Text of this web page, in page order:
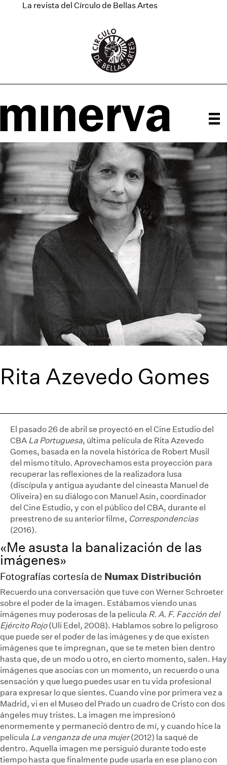
La revista del Círculo de Bellas Artes
Rita Azevedo Gomes
El pasado 26 de abril se proyectó en el Cine Estudio del
CBA La Portuguesa, última película de Rita Azevedo
Gomes, basada en la novela histórica de Robert Musil
del mismo título. Aprovechamos esta proyección para
recuperar las reflexiones de la realizadora lusa
(discípula y antigua ayudante del cineasta Manuel de
Oliveira) en su diálogo con Manuel Asín, coordinador
del Cine Estudio, y con el público del CBA, durante el
preestreno de su anterior filme, Correspondencias
(2016).
«Me asusta la banalización de las
imágenes»
Fotografías cortesía de Numax Distribución
Recuerdo una conversación que tuve con Werner Schroeter
sobre el poder de la imagen. Estábamos viendo unas
imágenes muy poderosas de la película R. A. F. Facción del
Ejército Rojo(Uli Edel, 2008). Hablamos sobre lo peligroso
que puede ser el poder de las imágenes y de que existen
imágenes que te impregnan, que se te meten bien dentro
hasta que, de un modo u otro, en cierto momento, salen. Hay
imágenes que asocias con un momento, un recuerdo o una
sensación y que luego puedes usar en tu vida profesional
para expresar lo que sientes. Cuando vine por primera vez a
Madrid, vi en el Museo del Prado un cuadro de Cristo con dos
ángeles muy tristes. La imagen me impresionó
enormemente y permaneció dentro de mí, y cuando hice la
película La venganza de una mujer(2012) la saqué de
dentro. Aquella imagen me persiguió durante todo este
tiempo hasta que finalmente pude usarla en ese plano con